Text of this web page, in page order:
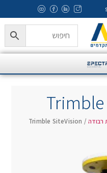
רבודה/ Trimble SiteVision